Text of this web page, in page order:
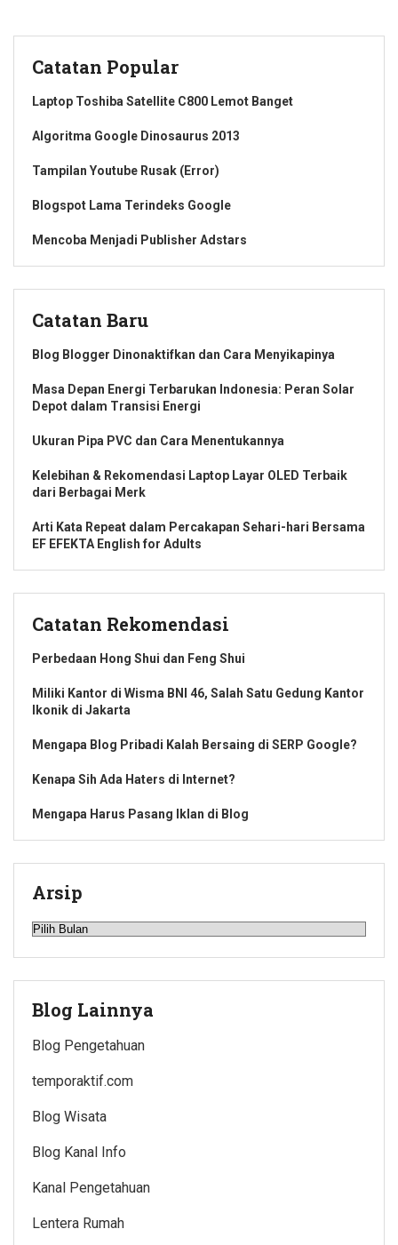
Catatan Popular
Laptop Toshiba Satellite C800 Lemot Banget
Algoritma Google Dinosaurus 2013
Tampilan Youtube Rusak (Error)
Blogspot Lama Terindeks Google
Mencoba Menjadi Publisher Adstars
Catatan Baru
Blog Blogger Dinonaktifkan dan Cara Menyikapinya
Masa Depan Energi Terbarukan Indonesia: Peran Solar
Depot dalam Transisi Energi
Ukuran Pipa PVC dan Cara Menentukannya
Kelebihan & Rekomendasi Laptop Layar OLED Terbaik
dari Berbagai Merk
Arti Kata Repeat dalam Percakapan Sehari-hari Bersama
EF EFEKTA English for Adults
Catatan Rekomendasi
Perbedaan Hong Shui dan Feng Shui
Miliki Kantor di Wisma BNI 46, Salah Satu Gedung Kantor
Ikonik di Jakarta
Mengapa Blog Pribadi Kalah Bersaing di SERP Google?
Kenapa Sih Ada Haters di Internet?
Mengapa Harus Pasang Iklan di Blog
Arsip
Arsip
Blog Lainnya
Blog Pengetahuan
temporaktif.com
Blog Wisata
Blog Kanal Info
Kanal Pengetahuan
Lentera Rumah